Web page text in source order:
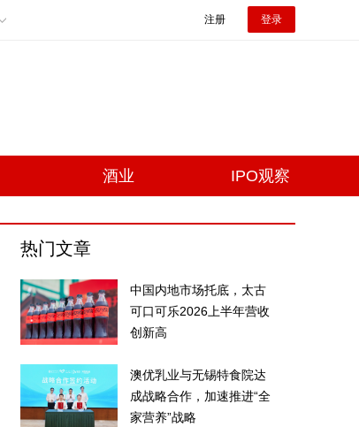
注册 登录
酒业 IPO观察
热门文章
中国内地市场托底，太古
可口可乐2026上半年营收
创新高
澳优乳业与无锡特食院达
成战略合作，加速推进“全
家营养”战略